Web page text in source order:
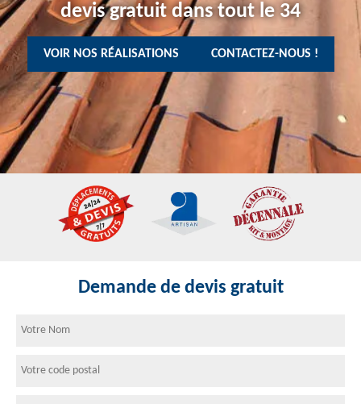
devis gratuit dans tout le 34
VOIR NOS RÉALISATIONS CONTACTEZ-NOUS !
Demande de devis gratuit